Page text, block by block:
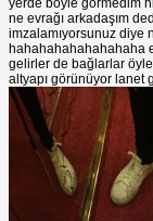
ne evrağı arkadaşım
imzalamıyorsunuz diye
hahahahahahahahaha
gelirler de bağlarlar öyle
altyapı görünüyor lanet